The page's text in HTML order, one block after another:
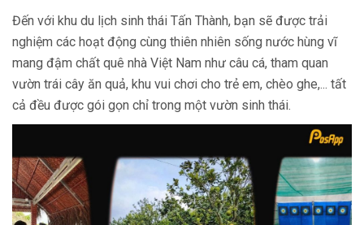
Đến với khu du lịch sinh thái Tấn Thành, bạn sẽ được trải
nghiệm các hoạt động cùng thiên nhiên sống nước hùng vĩ
mang đậm chất quê nhà Việt Nam như câu cá, tham quan
vườn trái cây ăn quả, khu vui chơi cho trẻ em, chèo ghe,... tất
cả đều được gói gọn chỉ trong một vườn sinh thái.